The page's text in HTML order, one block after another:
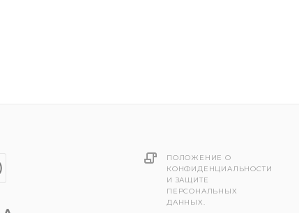
#82W - тёмный с тёплым подтоном
#85WN - тёмный с тёплым
нейтральным подтоном
ПОЛОЖЕНИЕ О
КОНФИДЕНЦИАЛЬНОСТИ
И ЗАЩИТЕ
ПЕРСОНАЛЬНЫХ
ДАННЫХ.